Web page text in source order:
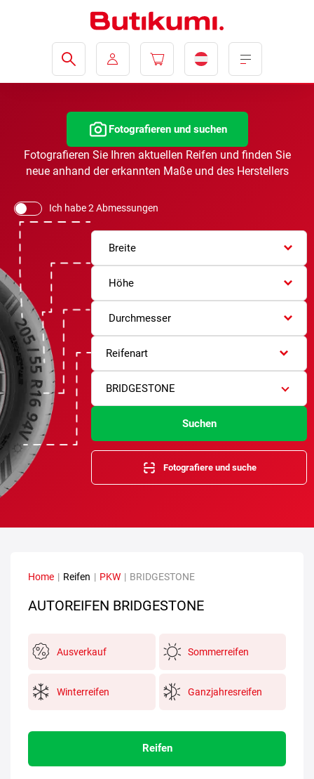
Fotografieren und suchen
Fotografieren Sie Ihren aktuellen Reifen und finden Sie
neue anhand der erkannten Maße und des Herstellers
Ich habe 2 Abmessungen
Breite
Höhe
Durchmesser
Reifenart
BRIDGESTONE
Suchen
Fotografiere und suche
Home | Reifen | PKW | BRIDGESTONE
AUTOREIFEN BRIDGESTONE
Ausverkauf Sommerreifen
Winterreifen Ganzjahresreifen
Reifen